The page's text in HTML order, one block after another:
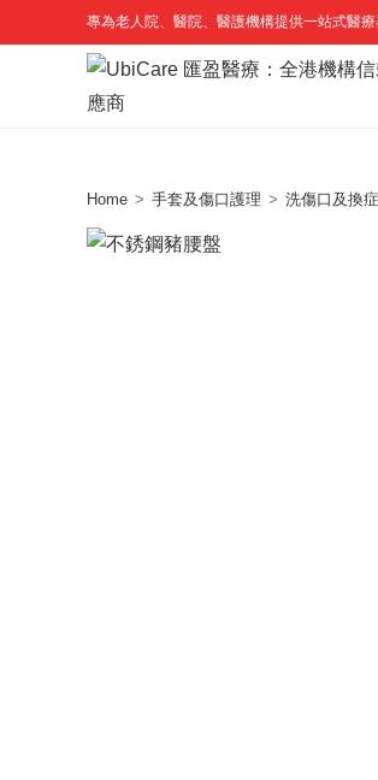
to
專為老人院、醫院、醫護機構提供一站式醫
Home > 手套及傷口護理 > 洗傷口及換症